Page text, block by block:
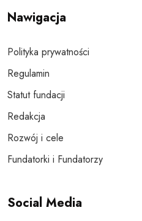
Nawigacja
Polityka prywatności
Regulamin
Statut fundacji
Redakcja
Rozwój i cele
Fundatorki i Fundatorzy
Social Media